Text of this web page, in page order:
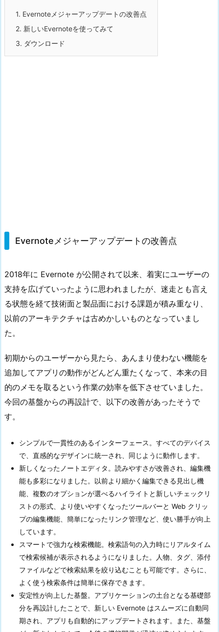
1. Evernoteメジャーアップデートの改善点
2. 新しいEvernoteを使ってみて
3. ダウンロード
Evernoteメジャーアップデートの改善点
2018年に Evernote が公開されて以来、着実にユーザーの
支持を広げていったように思われましたが、迷走とも言え
る状態を経て技術面と製品面における課題が積み重なり、
以前のアーキテクチャは古めかしいものとなっていまし
た。
初期からのユーザーから見たら、あんまり使わない機能を
追加してアプリの動作がどんどん重たくなって、本来の目
的のメモを取るという作業の効率を低下させていました。
今回の基盤からの再設計で、以下の改善があったそうで
す。
シンプルで一貫性のあるインターフェース。すべてのデバイス
で、直感的なデザインに統一され、同じように動作します。
新しくなったノートエディタ。読みやすさが改善され、編集機
能も多彩になりました。以前より細かく編集できる見出し機
能、複数のオプションが選べるハイライトと新しいチェックリ
ストの形式、より使いやすくなったツールバーと Web クリッ
プの編集機能、簡単になったリンク管理など、使い勝手が向上
しています。
スマートで強力な検索機能。検索語句の入力時にリアルタイム
で検索候補が表示されるようになりました。人物、タグ、添付
ファイルなどで検索結果を絞り込むことも可能です。さらに、
よく使う検索条件は簡単に保存できます。
安定性が向上した基盤。アプリケーションの土台となる基礎部
分を再設計したことで、新しい Evernote はスムーズに自動同
期され、アプリも自動的にアップデートされます。また、基盤